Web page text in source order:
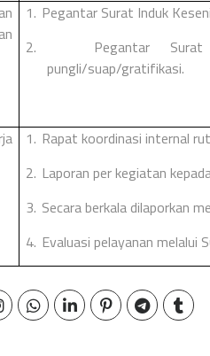
1. Pegantar Surat Induk
2.
Pegantar
pungli/suap/gratifikasi.
1. Rapat koordinasi internal
2. Laporan per kegiatan
3. Secara berkala dilaporkan
4. Evaluasi pelayanan melalui